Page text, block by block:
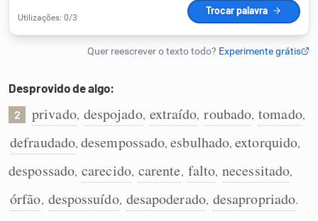
Caça-palavras
Dicionário
Sinônimos
Desprovido de algo:
2 privado, despojado, extraído, roubado, tomado,
defraudado, desempossado,esbulhado,extorquido,
despossado, carecido, carente, falto, necessitado,
órfão, despossuído, desapoderado, desapropriado.